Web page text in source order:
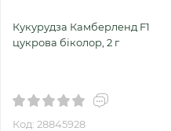
Кукурудза Камберленд F1
цукрова біколор, 2 г
Код: 28845928